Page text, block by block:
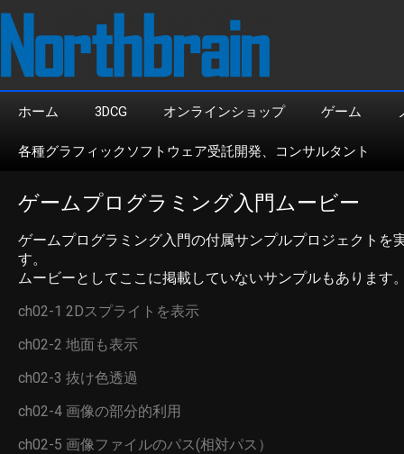
ホーム 3DCG オンラインショップ ゲーム
各種グラフィックソフトウェア受託開発、コンサルタント
ゲームプログラミング入門ムービー
ゲームプログラミング入門の付属サンプルプロジェクトを
す。
ムービーとしてここに掲載していないサンプルもあります
ch02-1 2Dスプライトを表示
ch02-2 地面も表示
ch02-3 抜け色透過
ch02-4 画像の部分的利用
ch02-5 画像ファイルのパス(相対パス）